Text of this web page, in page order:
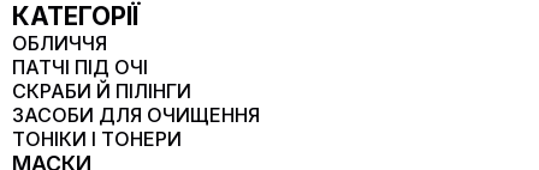
КАТЕГОРІЇ
ОБЛИЧЧЯ
ПАТЧІ ПІД ОЧІ
СКРАБИ Й ПІЛІНГИ
ЗАСОБИ ДЛЯ ОЧИЩЕННЯ
ТОНІКИ І ТОНЕРИ
МАСКИ